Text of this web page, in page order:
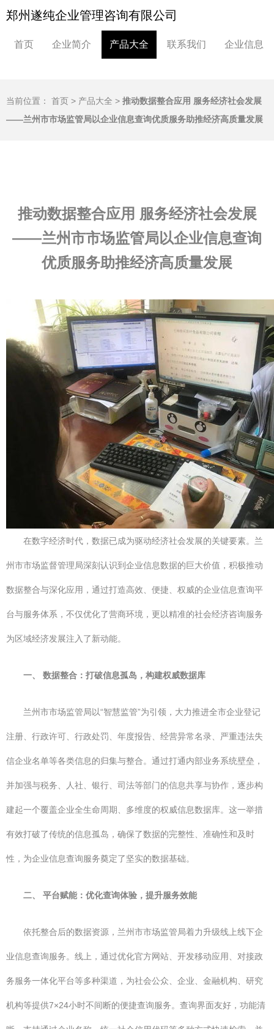
郑州遂纯企业管理咨询有限公司
首页 企业简介 产品大全 联系我们 企业信息
当前位置： 首页 > 产品大全 > 推动数据整合应用 服务经济社会发展
——兰州市市场监管局以企业信息查询优质服务助推经济高质量发展
推动数据整合应用 服务经济社会发展
——兰州市市场监管局以企业信息查询
优质服务助推经济高质量发展
在数字经济时代，数据已成为驱动经济社会发展的关键要素。兰
州市市场监督管理局深刻认识到企业信息数据的巨大价值，积极推动
数据整合与深化应用，通过打造高效、便捷、权威的企业信息查询平
台与服务体系，不仅优化了营商环境，更以精准的社会经济咨询服务
为区域经济发展注入了新动能。
一、 数据整合：打破信息孤岛，构建权威数据库
兰州市市场监管局以“智慧监管”为引领，大力推进全市企业登记
注册、行政许可、行政处罚、年度报告、经营异常名录、严重违法失
信企业名单等各类信息的归集与整合。通过打通内部业务系统壁垒，
并加强与税务、人社、银行、司法等部门的信息共享与协作，逐步构
建起一个覆盖企业全生命周期、多维度的权威信息数据库。这一举措
有效打破了传统的信息孤岛，确保了数据的完整性、准确性和及时
性，为企业信息查询服务奠定了坚实的数据基础。
二、 平台赋能：优化查询体验，提升服务效能
依托整合后的数据资源，兰州市市场监管局着力升级线上线下企
业信息查询服务。线上，通过优化官方网站、开发移动应用、对接政
务服务一体化平台等多种渠道，为社会公众、企业、金融机构、研究
机构等提供7×24小时不间断的便捷查询服务。查询界面友好，功能清